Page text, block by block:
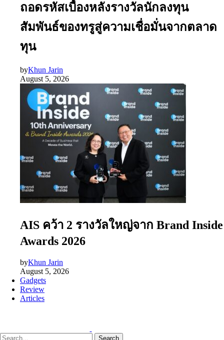
ถอดรหัสเบื้องหลังรางวัลนักลงทุน
สัมพันธ์ของทรูสู่ความเชื่อมั่นจากตลาด
ทุน
byKhun Jarin
August 5, 2026
AIS คว้า 2 รางวัลใหญ่จาก Brand Inside
Awards 2026
byKhun Jarin
August 5, 2026
Gadgets
Review
Articles
Search